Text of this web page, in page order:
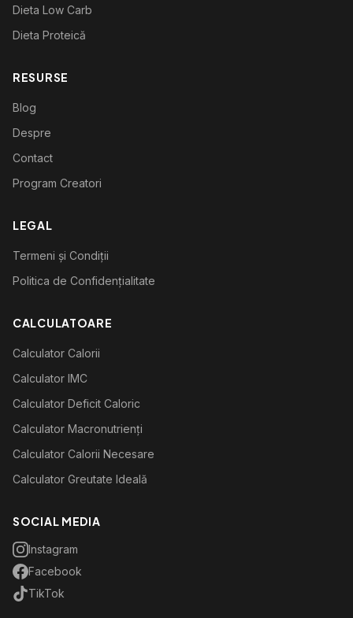
Dieta Low Carb
Dieta Proteică
RESURSE
Blog
Despre
Contact
Program Creatori
LEGAL
Termeni și Condiții
Politica de Confidențialitate
CALCULATOARE
Calculator Calorii
Calculator IMC
Calculator Deficit Caloric
Calculator Macronutrienți
Calculator Calorii Necesare
Calculator Greutate Ideală
SOCIAL MEDIA
Instagram
Facebook
TikTok